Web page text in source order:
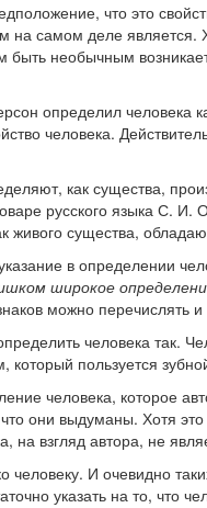
что это
самом деле является.
быть необычным
определил человека
человека.
как существа,
русского языка С.
живого существа,
в определении
широкое
можно перечислять и
человека так.
пользуется
которое
они выдуманы. Хотя
на взгляд автора, не
человеку. И очевидно
указать на то, что